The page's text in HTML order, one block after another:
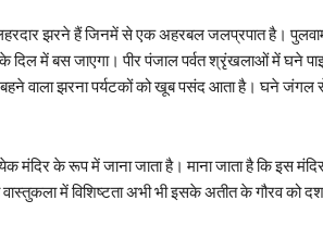
झरने हैं जिनमें से एक अहरबल जलप्रपात है।
दिल में बस जाएगा। पीर पंजाल पर्वत श्रृंखलाओं में घने
वाला झरना पर्यटकों को खूब पसंद आता है। घने जंगल से
मंदिर के रूप में जाना जाता है। माना जाता है कि इस
में विशिष्टता अभी भी इसके अतीत के गौरव को